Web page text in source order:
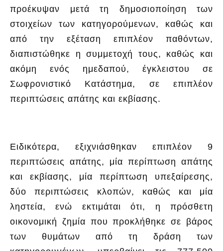
προέκυψαν μετά τη δημοσιοποίηση των
στοιχείων των κατηγορούμενων, καθώς και
από την εξέταση επιπλέον παθόντων,
διαπιστώθηκε η συμμετοχή τους, καθώς και
ακόμη ενός ημεδαπού, έγκλειστου σε
Σωφρονιστικό Κατάστημα, σε επιπλέον
περιπτώσεις απάτης και εκβίασης.
Ειδικότερα, εξιχνιάσθηκαν επιπλέον 9
περιπτώσεις απάτης, μία περίπτωση απάτης
και εκβίασης, μία περίπτωση υπεξαίρεσης,
δύο περιπτώσεις κλοπών, καθώς και μία
ληστεία, ενώ εκτιμάται ότι, η πρόσθετη
οικονομική ζημία που προκλήθηκε σε βάρος
των θυμάτων από τη δράση των